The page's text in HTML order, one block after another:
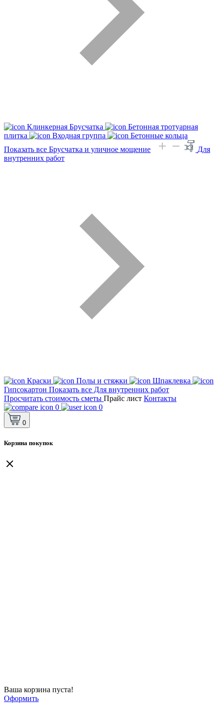
Клинкерная Брусчатка
Бетонная тротуарная
плитка
Входная группа
Бетонные кольца
Показать все Брусчатка и уличное мощение
Для
внутренних работ
Краски Полы и стяжки
Шпаклевка
Гипсокартон Показать все Для внутренних работ
Просчитать стоимость сметы Прайс лист Контакты
0
0
0
Корзина покупок
Ваша корзина пуста!
Оформить